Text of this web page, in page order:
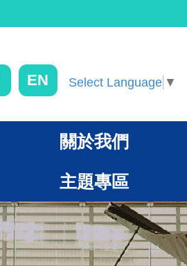
EN Select Language ▼
關於我們
主題專區